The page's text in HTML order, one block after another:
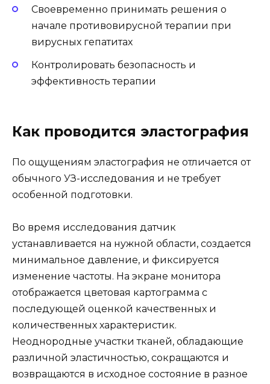
Своевременно принимать решения о
начале противовирусной терапии при
вирусных гепатитах
Контролировать безопасность и
эффективность терапии
Как проводится эластография
По ощущениям эластография не отличается от
обычного УЗ-исследования и не требует
особенной подготовки.
Во время исследования датчик
устанавливается на нужной области, создается
минимальное давление, и фиксируется
изменение частоты. На экране монитора
отображается цветовая картограмма с
последующей оценкой качественных и
количественных характеристик.
Неоднородные участки тканей, обладающие
различной эластичностью, сокращаются и
возвращаются в исходное состояние в разное